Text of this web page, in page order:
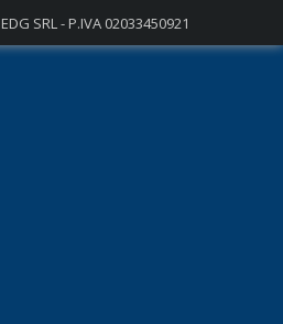
EDG SRL - P.IVA 02033450921